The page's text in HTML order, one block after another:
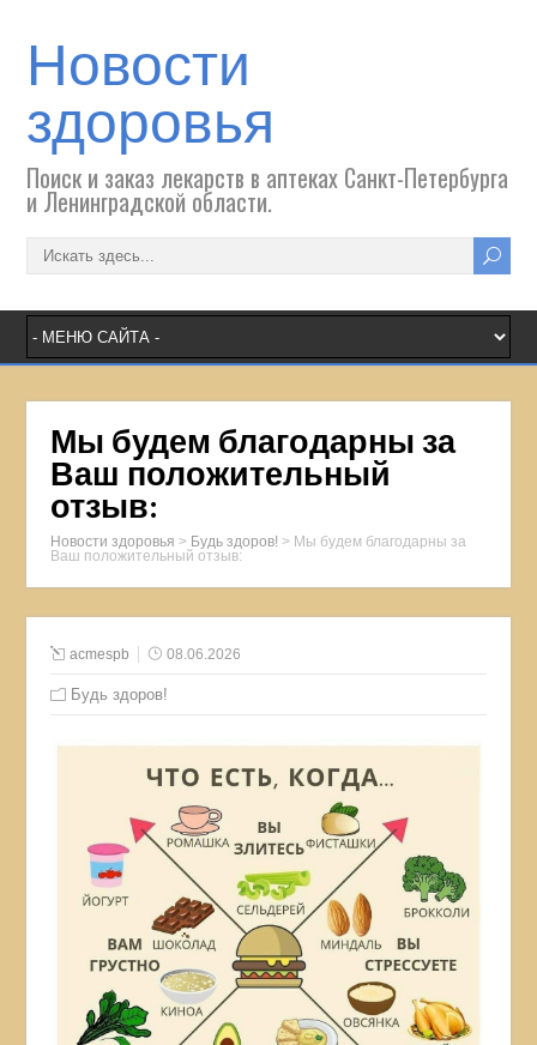
Новости
здоровья
Поиск и заказ лекарств в аптеках Санкт-Петербурга
и Ленинградской области.
Мы будем благодарны за
Ваш положительный
отзыв:
Новости здоровья > Будь здоров! > Мы будем благодарны за
Ваш положительный отзыв:
acmespb 08.06.2026
Будь здоров!